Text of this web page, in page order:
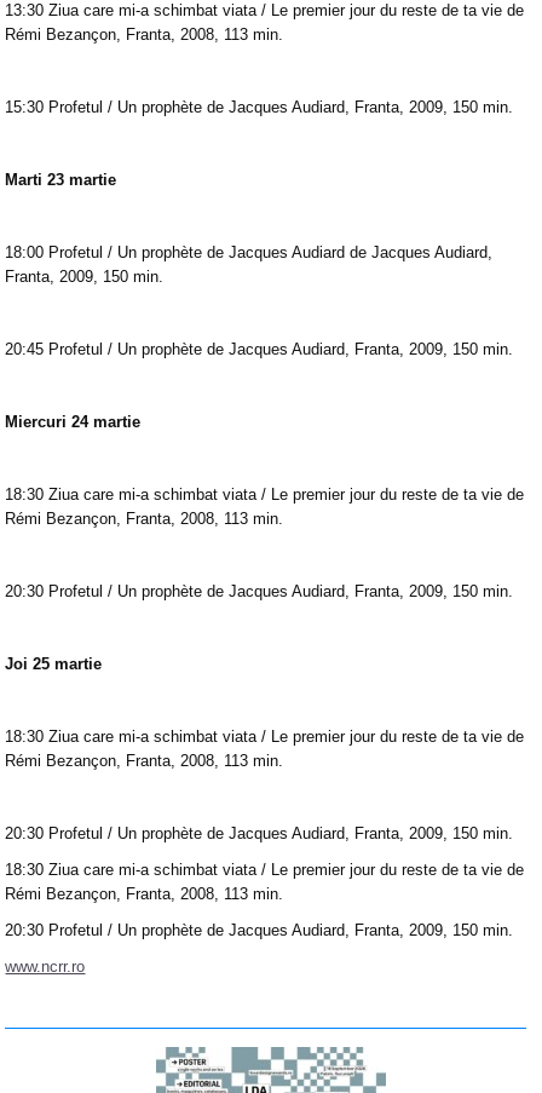
13:30 Ziua care mi-a schimbat viata / Le premier jour du reste de ta vie de
Rémi Bezançon, Franta, 2008, 113 min.
15:30 Profetul / Un prophète de Jacques Audiard, Franta, 2009, 150 min.
Marti 23 martie
18:00 Profetul / Un prophète de Jacques Audiard de Jacques Audiard,
Franta, 2009, 150 min.
20:45 Profetul / Un prophète de Jacques Audiard, Franta, 2009, 150 min.
Miercuri 24 martie
18:30 Ziua care mi-a schimbat viata / Le premier jour du reste de ta vie de
Rémi Bezançon, Franta, 2008, 113 min.
20:30 Profetul / Un prophète de Jacques Audiard, Franta, 2009, 150 min.
Joi 25 martie
18:30 Ziua care mi-a schimbat viata / Le premier jour du reste de ta vie de
Rémi Bezançon, Franta, 2008, 113 min.
20:30 Profetul / Un prophète de Jacques Audiard, Franta, 2009, 150 min.
18:30 Ziua care mi-a schimbat viata / Le premier jour du reste de ta vie de
Rémi Bezançon, Franta, 2008, 113 min.
20:30 Profetul / Un prophète de Jacques Audiard, Franta, 2009, 150 min.
www.ncrr.ro